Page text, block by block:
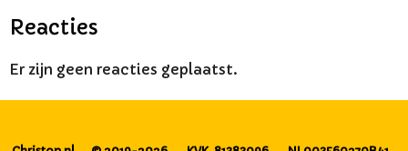
Reacties
Er zijn geen reacties geplaatst.